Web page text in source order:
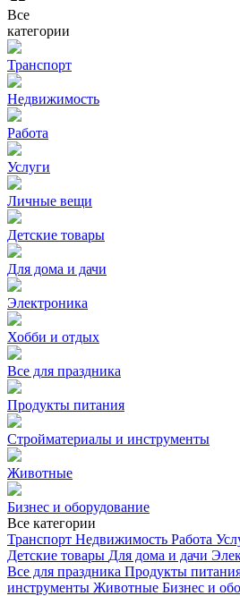
Все
категории
Транспорт
Недвижимость
Работа
Услуги
Личные вещи
Детские товары
Для дома и дачи
Электроника
Хобби и отдых
Все для праздника
Продукты питания
Стройматериалы и инструменты
Животные
Бизнес и оборудование
Все категории
Транспорт Недвижимость Работа
Детские товары Для дома и дачи
Все для праздника Продукты
инструменты Животные Бизнес и